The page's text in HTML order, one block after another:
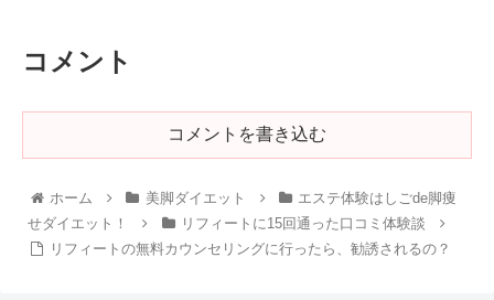
コメント
コメントを書き込む
ホーム 美脚ダイエット
エステ体験はしごde脚痩
せダイエット！
リフィートに15回通った口コミ体験談
リフィートの無料カウンセリングに行ったら、勧誘されるの？